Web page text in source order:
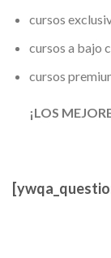
cursos
cursos a bajo
cursos
¡LOS